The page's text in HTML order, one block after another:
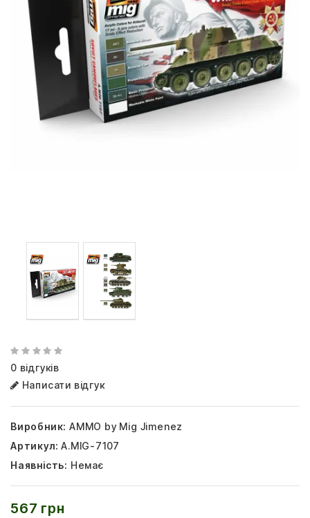
0 відгуків
Написати відгук
Виробник: AMMO by Mig Jimenez
Артикул: A.MIG-7107
Наявність: Немає
567 грн